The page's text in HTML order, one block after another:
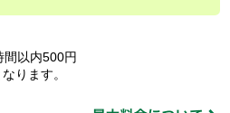
間以内500円
ります。